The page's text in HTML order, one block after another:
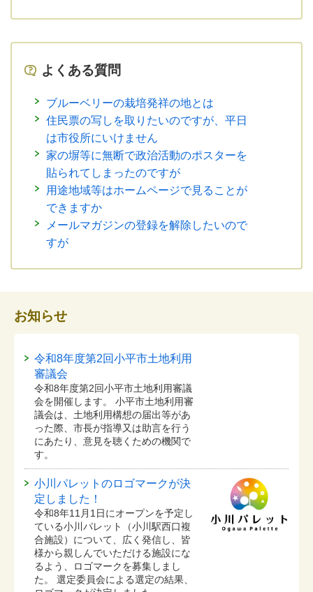
よくある質問
ブルーベリーの栽培発祥の地とは
住民票の写しを取りたいのですが、平日
は市役所にいけません
家の塀等に無断で政治活動のポスターを
貼られてしまったのですが
用途地域等はホームページで見ることが
できますか
メールマガジンの登録を解除したいので
すが
お知らせ
令和8年度第2回小平市土地利用
審議会
令和8年度第2回小平市土地利用審議
会を開催します。 小平市土地利用審
議会は、土地利用構想の届出等があ
った際、市長が指導又は助言を行う
にあたり、意見を聴くための機関で
す。
小川パレットのロゴマークが決
定しました！
令和8年11月1日にオープンを予定し
ている⼩川パレット（小川駅西口複
合施設）について、広く発信し、皆
様から親しんでいただける施設にな
るよう、ロゴマークを募集しまし
た。 選定委員会による選定の結果、